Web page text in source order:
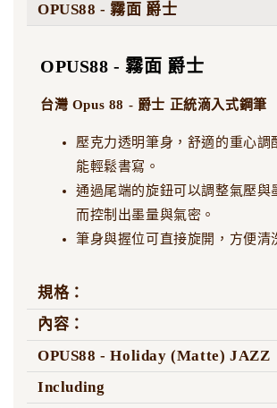
NT$ 7,500
- +NT$ 5,500
NT$ 7,500
OPUS88 - 霧面 爵士
OPUS88 - 霧面 爵士
台灣 Opus 88 - 爵士 正統滴入式鋼筆
壓克力透明筆身，舒適的重心調
能輕鬆書寫。
通過尾端的旋鈕可以調整氣壓與
而控制出墨量與氣密。
筆身與握位可直接旋開，方便清
規格：
內容：
OPUS88 - Holiday (Matte) JAZZ
Including